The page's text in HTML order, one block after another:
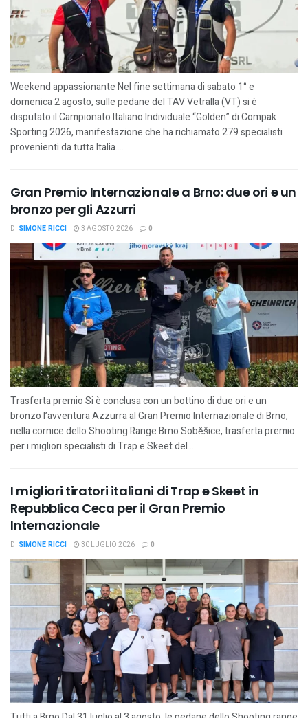
Weekend appassionante Nel fine settimana di sabato 1° e
domenica 2 agosto, sulle pedane del TAV Vetralla (VT) si è
disputato il Campionato Italiano Individuale “Golden” di Compak
Sporting 2026, manifestazione che ha richiamato 279 specialisti
provenienti da tutta Italia....
Gran Premio Internazionale a Brno: due ori e un
bronzo per gli Azzurri
DI SIMONE RICCI 3 AGOSTO 2026 0
Trasferta premio Si è conclusa con un bottino di due ori e un
bronzo l’avventura Azzurra al Gran Premio Internazionale di Brno,
nella cornice dello Shooting Range Brno Soběšice, trasferta premio
per i migliori specialisti di Trap e Skeet del...
I migliori tiratori italiani di Trap e Skeet in
Repubblica Ceca per il Gran Premio
Internazionale
DI SIMONE RICCI 30 LUGLIO 2026 0